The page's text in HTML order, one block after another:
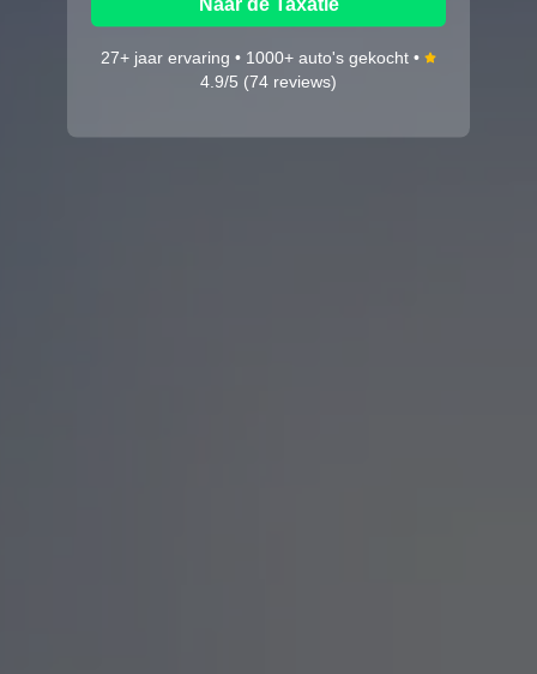
27+ jaar ervaring • 1000+ auto's gekocht •
4.9/5 (74 reviews)